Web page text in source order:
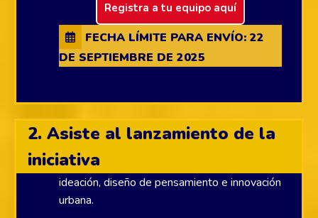
Registra a tu equipo aquí
FECHA LÍMITE PARA ENVÍO: 22
DE SEPTIEMBRE DE 2025
2. Asiste al lanzamiento de la
iniciativa
Tendremos charlas acerca de procesos de
ideación, diseño de pensamiento e innovación
urbana.